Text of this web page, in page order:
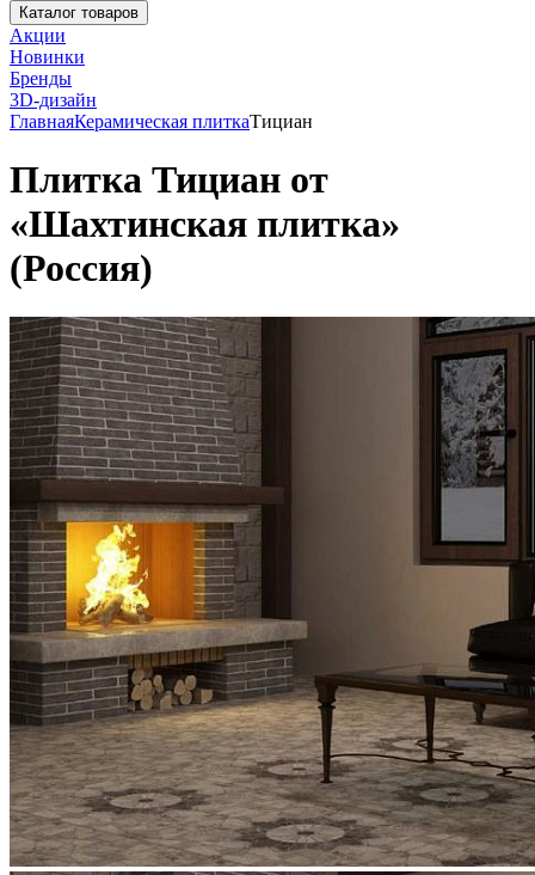
Каталог товаров
Акции
Новинки
Бренды
3D-дизайн
ГлавнаяКерамическая плиткаТициан
Плитка Тициан от
«Шахтинская плитка»
(Россия)